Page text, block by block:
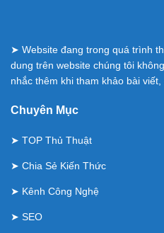
➤ Website đang trong quá trình
dung trên website chúng tôi
nhắc thêm khi tham khảo bài
Chuyên Mục
➤ TOP Thủ Thuật
➤ Chia Sẻ Kiến Thức
➤ Kênh Công Nghệ
➤ SEO